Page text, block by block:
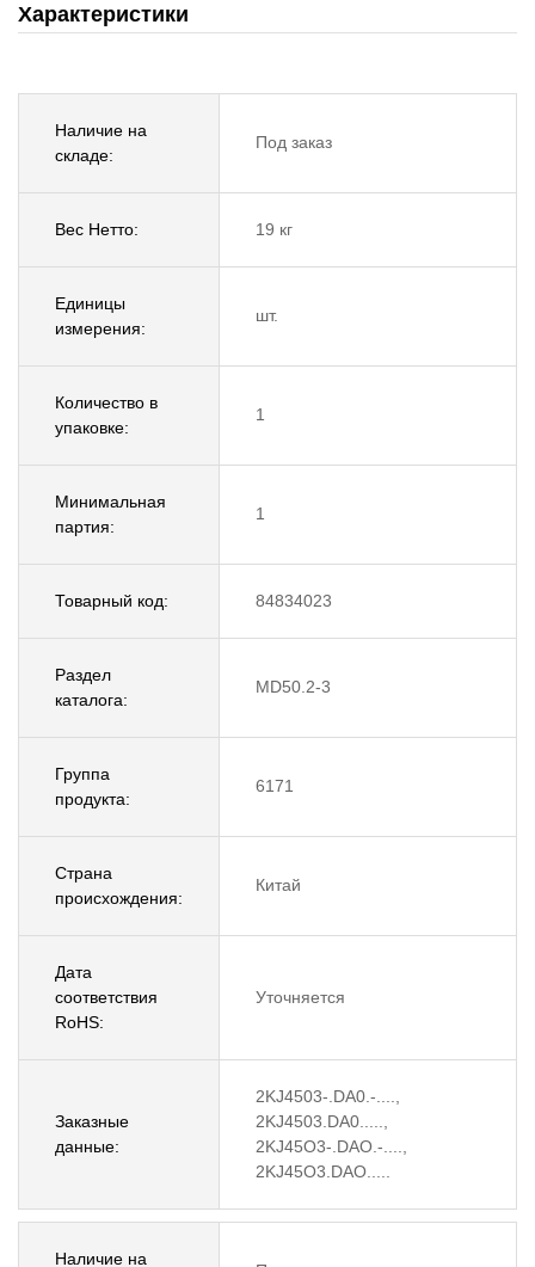
Характеристики
Наличие на
складе:
Под заказ
Вес Нетто: 19 кг
Единицы
измерения:
шт.
Количество в
упаковке:
1
Минимальная
партия:
1
Товарный код: 84834023
Раздел
каталога:
MD50.2-3
Группа
продукта:
6171
Страна
происхождения:
Китай
Дата
соответствия
RoHS:
Уточняется
Заказные
данные:
2KJ4503-.DA0.-....,
2KJ4503.DA0.....,
2KJ45O3-.DAO.-....,
2KJ45O3.DAO.....
Наличие на